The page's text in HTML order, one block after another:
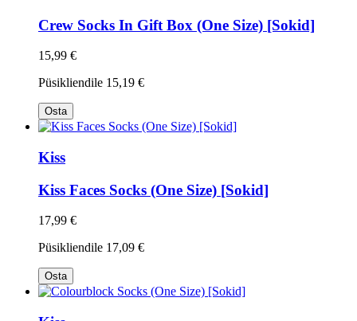
Crew Socks In Gift Box (One Size) [Sokid]
15,99 €
Püsikliendile 15,19 €
Osta
Kiss
Kiss Faces Socks (One Size) [Sokid]
17,99 €
Püsikliendile 17,09 €
Osta